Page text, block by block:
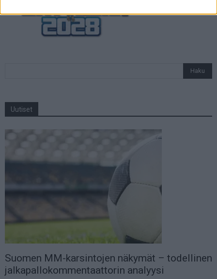
Uutiset
Suomen MM-karsintojen näkymät – todellinen
jalkapallokommentaattorin analyysi